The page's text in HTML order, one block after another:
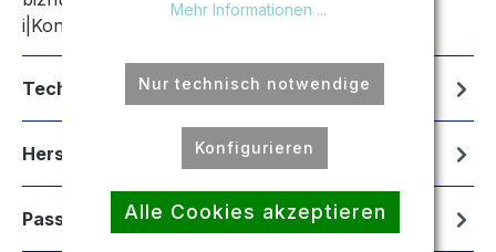
i|Konica Minolta bizhub C 4051 i
Technische Daten
Hersteller
Passend für
Mehr Informationen ...
Nur technisch notwendige
Konfigurieren
Alle Cookies akzeptieren